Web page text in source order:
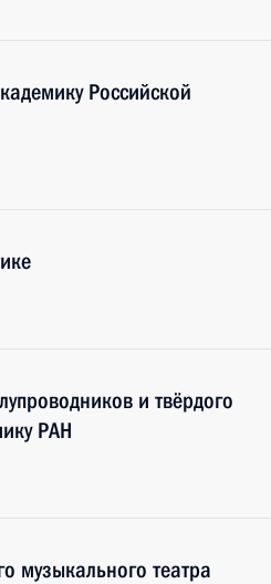
Российской
и твёрдого
РАН
музыкального театра